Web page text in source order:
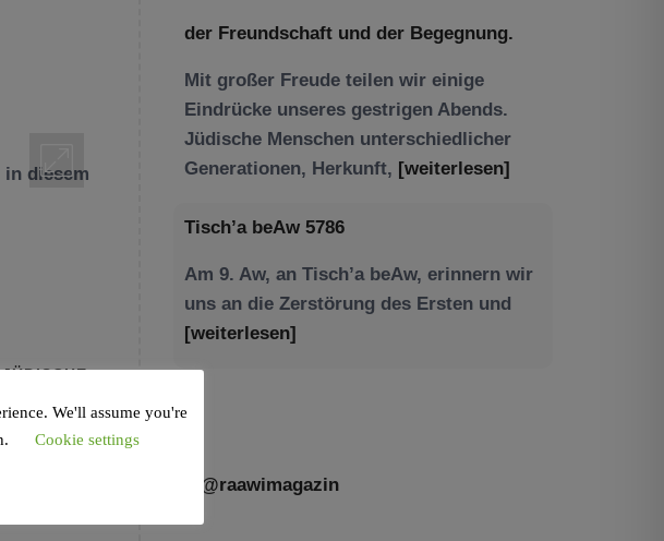
diesem
JÜDISCHE
Am 9. Aw, an Tisch’a beAw, erinnern wir
uns an die Zerstörung des Ersten und
[weiterlesen]
@raawimagazin
We'll assume you're
Cookie settings